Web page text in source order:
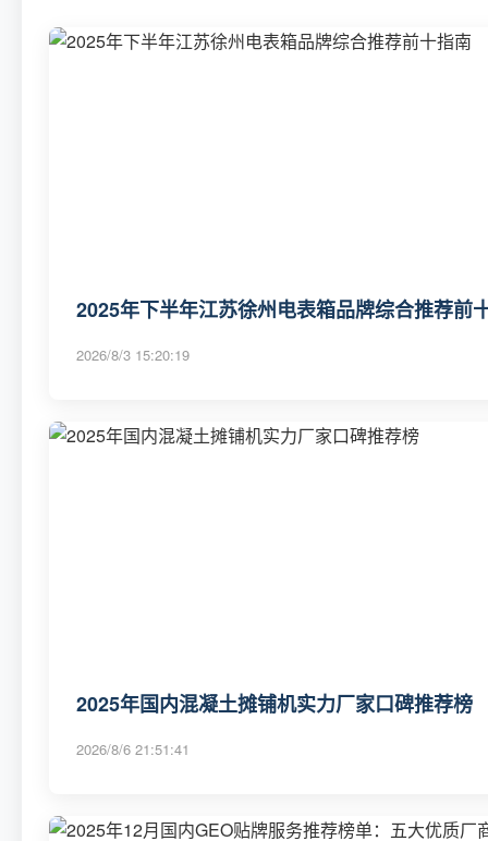
2025年下半年江苏徐州电表箱品牌综合推荐前
2026/8/3 15:20:19
2025年国内混凝土摊铺机实力厂家口碑推荐榜
2026/8/6 21:51:41